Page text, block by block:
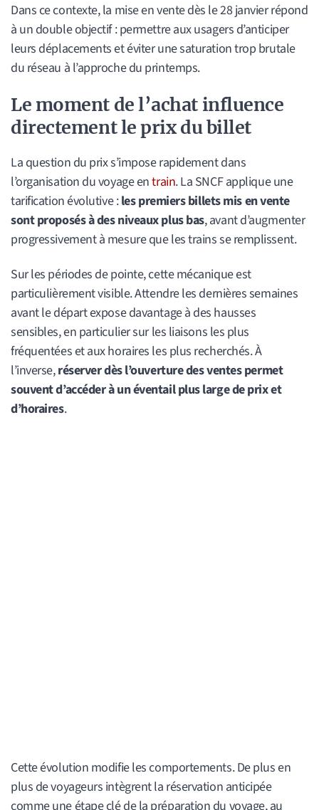
Dans ce contexte, la mise en vente dès le 28 janvier répond
à un double objectif : permettre aux usagers d’anticiper
leurs déplacements et éviter une saturation trop brutale
du réseau à l’approche du printemps.
Le moment de l’achat influence
directement le prix du billet
La question du prix s’impose rapidement dans
l’organisation du voyage entrain. La SNCF applique une
tarification évolutive :les premiers billets mis en vente
sont proposés à des niveaux plus bas, avant d’augmenter
progressivement à mesure que les trains se remplissent.
Sur les périodes de pointe, cette mécanique est
particulièrement visible. Attendre les dernières semaines
avant le départ expose davantage à des hausses
sensibles, en particulier sur les liaisons les plus
fréquentées et aux horaires les plus recherchés. À
l’inverse,réserver dès l’ouverture des ventes permet
souvent d’accéder à un éventail plus large de prix et
d’horaires.
Cette évolution modifie les comportements. De plus en
plus de voyageurs intègrent la réservation anticipée
comme une étape clé de la préparation du voyage, au